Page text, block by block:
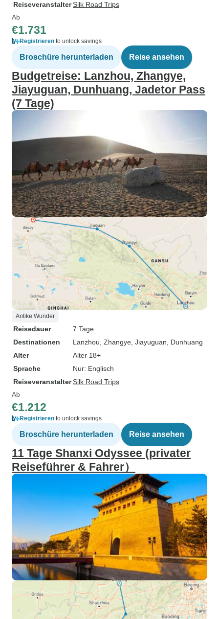
ReiseveranstalterSilk Road Trips
Ab
€1.731
Registrieren to unlock savings
Broschüre herunterladen Reise ansehen
Budgetreise: Lanzhou, Zhangye,
Jiayuguan, Dunhuang, Jadetor Pass
(7 Tage)
Antike Wunder
Reisedauer
7 Tage
Destinationen
Lanzhou , Zhangye , Jiayuguan , Dunhuang
Alter
Alter 18+
Sprache
Nur: Englisch
ReiseveranstalterSilk Road Trips
Ab
€1.212
Registrieren to unlock savings
Broschüre herunterladen Reise ansehen
11 Tage Shanxi Odyssee (privater
Reiseführer & Fahrer）